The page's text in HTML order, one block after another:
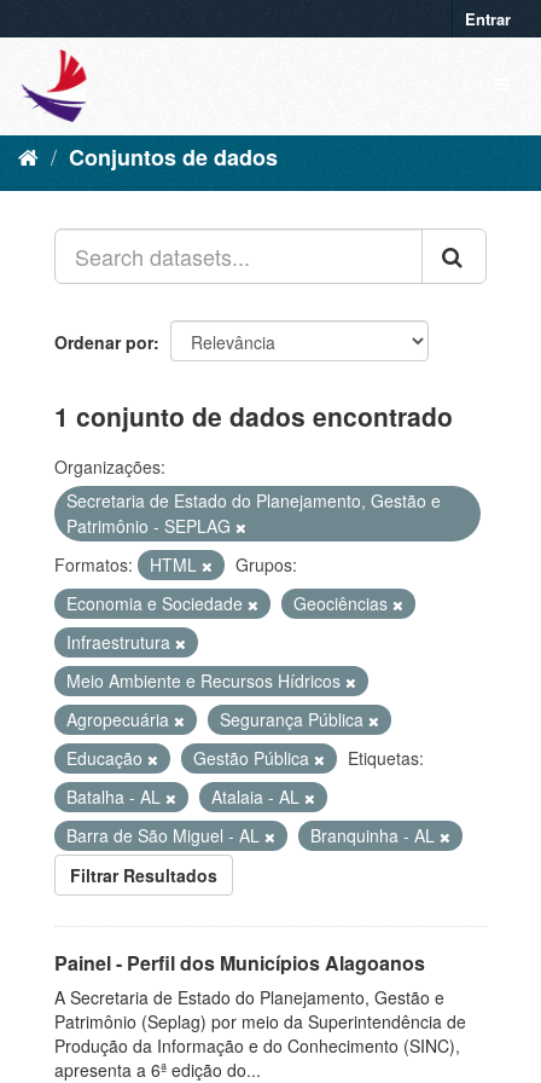
Entrar
Conjuntos de dados
Ordenar por
1 conjunto de dados encontrado
Organizações:
Secretaria de Estado do Planejamento, Gestão e
Patrimônio - SEPLAG
Formatos:
HTML
Grupos:
Economia e Sociedade
Geociências
Infraestrutura
Meio Ambiente e Recursos Hídricos
Agropecuária
Segurança Pública
Educação
Gestão Pública
Etiquetas:
Batalha - AL
Atalaia - AL
Barra de São Miguel - AL
Branquinha - AL
Filtrar Resultados
Painel - Perfil dos Municípios Alagoanos
A Secretaria de Estado do Planejamento, Gestão e
Patrimônio (Seplag) por meio da Superintendência de
Produção da Informação e do Conhecimento (SINC),
apresenta a 6ª edição do...